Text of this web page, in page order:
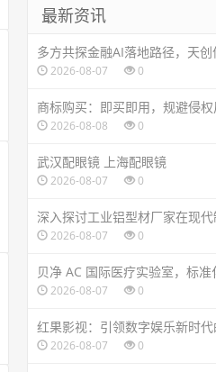
最新资讯
多方共探金融AI落地路径，天创
2026-08-07 0
商标购买：即买即用，规避侵
2026-08-08 0
武汉配眼镜 上海配眼镜
2026-08-07 0
深入探讨工业铝型材厂家在现代
2026-08-07 0
贝净 AC 国际医疗实验室，标准
2026-08-07 0
红果影视：引领数字娱乐新时
2026-08-07 0